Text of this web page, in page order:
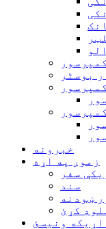
بوسٹر
خبرونه
زموږ په اړه
سفر
سند
ښودنه
کړئ
اړیکه ونیسئ